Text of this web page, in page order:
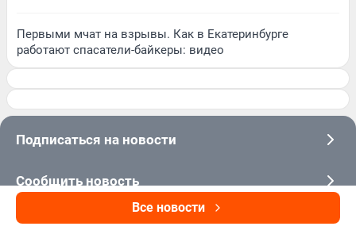
Все новости
Первыми мчат на взрывы. Как в Екатеринбурге
работают спасатели-байкеры: видео
Подписаться на новости
Сообщить новость
Рубрики